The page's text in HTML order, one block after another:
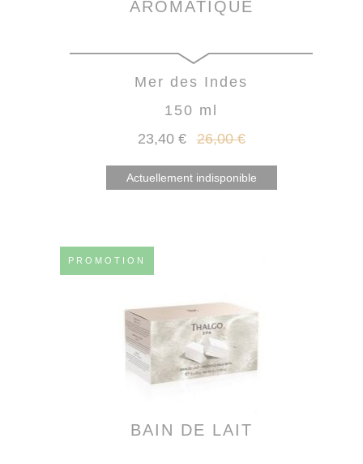
AROMATIQUE
Mer des Indes
150 ml
23,40 € 26,00 €
Actuellement indisponible
PROMOTION
BAIN DE LAIT